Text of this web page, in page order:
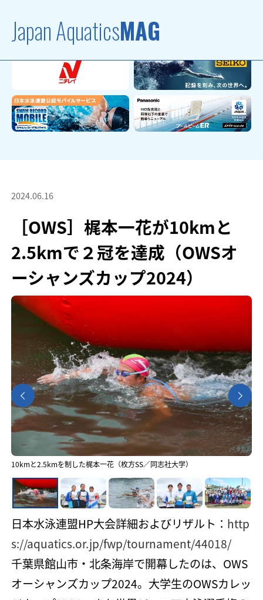
Japan AquaticsMAG
2024.06.16
［OWS］梶本一花が10kmと
2.5kmで２冠を達成（OWSオ
ーシャンズカップ2024）
10kmと2.5kmを制した梶本一花（枚方SS／同志社大学）
女子10km表彰式
10km優勝の南出大伸（木下グループ）
10km表彰式
2.5,5,7.5km 表彰式
日本水泳連盟HP大会詳細およびリザルト： http
s://aquatics.or.jp/fwp/tournament/44018/
千葉県館山市・北条海岸で開幕したのは、OWS
オーシャンズカップ2024。大学生のOWSカレッ